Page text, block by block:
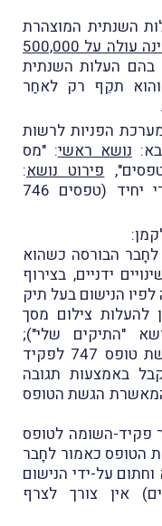
השנתית המוצהרת
אינה עולה על 500,000
בהם העלות השנתית
והוא תקֵף רק לאחַר
הפניות לרשות
נושא ראשי: "מס
פירוט נושא:
"קביעת עלות נייר ערך נסחר בידי יחיד (טפסים 746
הבורסה כשהוא
ידניים, בצירוף
הנישום בעל תיק
להעלות צילום מסך
"התיקים שלי");
(ב) אישור ממשרד השומה על הגשת טופס 747 לפקיד
באמצעות תגובה
הגשת הטופס
פקיד-השומה לטופס
את הטופס כאמור לחָבר
על-ידי הנישום
אין צורך לצרף